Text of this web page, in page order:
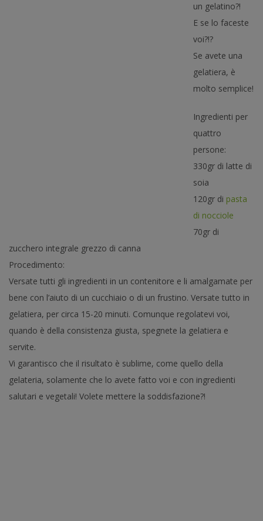
un gelatino?!
E se lo faceste
voi?!?
Se avete una
gelatiera, è
molto semplice!
Ingredienti per
quattro
persone:
330gr di latte di
soia
120gr di pasta
di nocciole
70gr di
zucchero integrale grezzo di canna
Procedimento:
Versate tutti gli ingredienti in un contenitore e li amalgamate per
bene con l’aiuto di un cucchiaio o di un frustino. Versate tutto in
gelatiera, per circa 15-20 minuti. Comunque regolatevi voi,
quando è della consistenza giusta, spegnete la gelatiera e
servite.
Vi garantisco che il risultato è sublime, come quello della
gelateria, solamente che lo avete fatto voi e con ingredienti
salutari e vegetali! Volete mettere la soddisfazione?!